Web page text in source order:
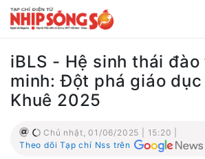
iBLS - Hệ sinh thái
minh: Đột phá giáo
Khuê 2025
Chủ nhật, 01/06/2025 | 15:20 |
Theo dõi Tạp chí Nss trên